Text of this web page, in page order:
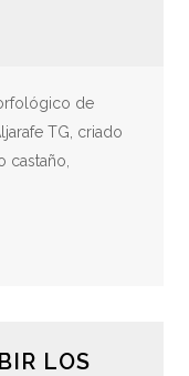
de
TG, criado
castaño,
LOS